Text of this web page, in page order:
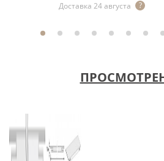
Доставка 24 августа